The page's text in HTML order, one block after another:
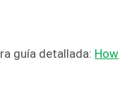
guía detallada: How